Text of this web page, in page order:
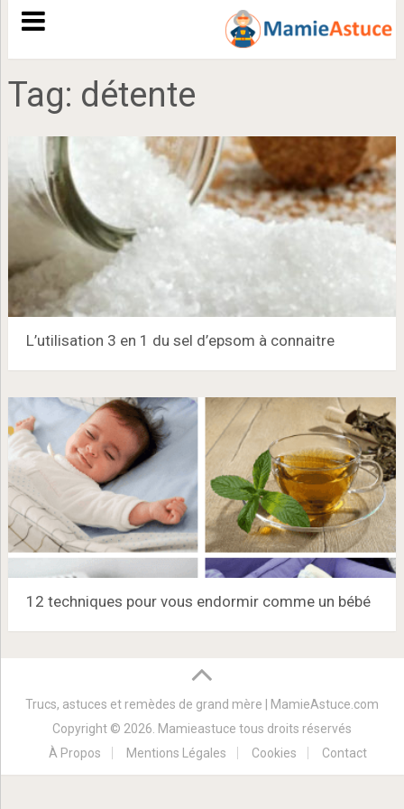
Tag: détente
L’utilisation 3 en 1 du sel d’epsom à connaitre
12 techniques pour vous endormir comme un bébé
Trucs, astuces et remèdes de grand mère | MamieAstuce.com
Copyright © 2026. Mamieastuce tous droits réservés
À Propos
Mentions Légales Cookies Contact